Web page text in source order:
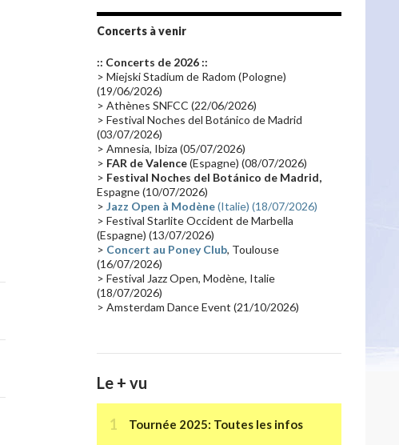
Promo 2019
Emissions 2010 Disques rares
Synthé 70's(20)
Claviériste(19) Groupe de Recherche Musicale
France 2 (18)
Critique(17) Coffret(17) Chronologie(16)
Passages radio(16)
Synthé 80's(16) Les concerts en Chine (16)
Cinéma(16) Houston
Synthé Roland Belgique
Récompense(14) Collaborations 70's(14)
Astronomie(14) France Inter(14)
Concerts à venir
:: Concerts de 2026 ::
> Miejski Stadium de Radom (Pologne)
(19/06/2026)
> Athènes SNFCC (22/06/2026)
> Festival Noches del Botánico de Madrid
(03/07/2026)
> Amnesia, Ibiza (05/07/2026)
> FAR de Valence(Espagne) (08/07/2026)
> Festival Noches del Botánico de Madrid,
Espagne (10/07/2026)
> Jazz Open à Modène(Italie) (18/07/2026)
> Festival Starlite Occident de Marbella
(Espagne) (13/07/2026)
> Concert au Poney Club, Toulouse
(16/07/2026)
> Festival Jazz Open, Modène, Italie
(18/07/2026)
> Amsterdam Dance Event (21/10/2026)
Le + vu